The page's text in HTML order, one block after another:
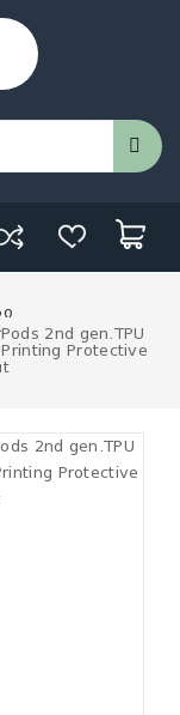
2nd gen.TPU
Protective